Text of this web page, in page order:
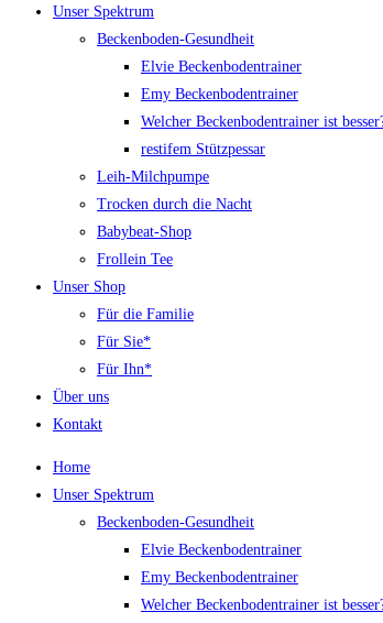
Unser Spektrum
Beckenboden-Gesundheit
Elvie Beckenbodentrainer
Emy Beckenbodentrainer
Welcher Beckenbodentrainer ist
restifem Stützpessar
Leih-Milchpumpe
Trocken durch die Nacht
Babybeat-Shop
Frollein Tee
Unser Shop
Für die Familie
Für Sie*
Für Ihn*
Über uns
Kontakt
Home
Unser Spektrum
Beckenboden-Gesundheit
Elvie Beckenbodentrainer
Emy Beckenbodentrainer
Welcher Beckenbodentrainer ist